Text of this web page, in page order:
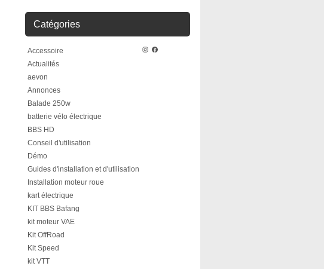
Catégories
Accessoire
Actualités
aevon
Annonces
Balade 250w
batterie vélo électrique
BBS HD
Conseil d'utilisation
Démo
Guides d'installation et d'utilisation
Installation moteur roue
kart électrique
KIT BBS Bafang
kit moteur VAE
Kit OffRoad
Kit Speed
kit VTT
Instagram
Facebook